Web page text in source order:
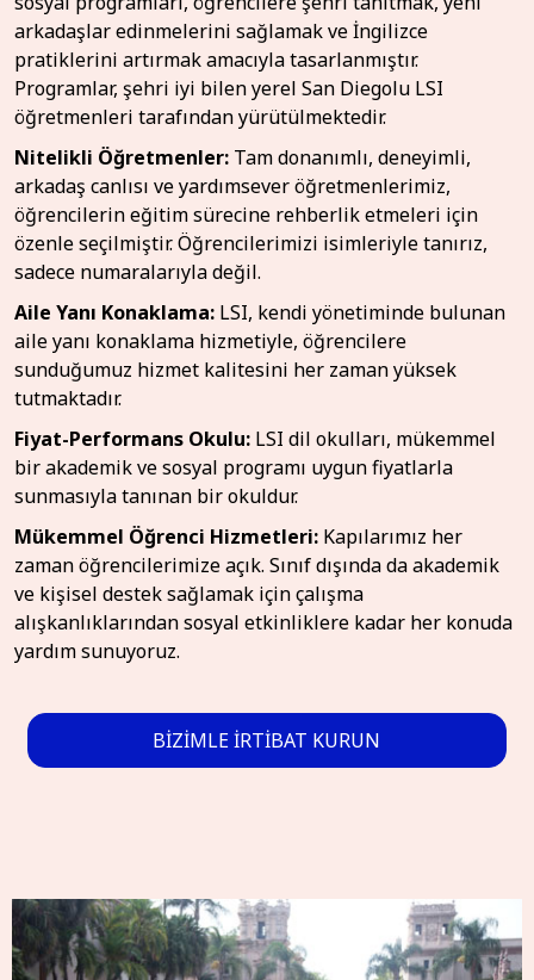
arkadaşlar edinmelerini sağlamak ve İngilizce
pratiklerini artırmak amacıyla tasarlanmıştır.
Programlar, şehri iyi bilen yerel San Diegolu LSI
öğretmenleri tarafından yürütülmektedir.
Nitelikli Öğretmenler: Tam donanımlı, deneyimli,
arkadaş canlısı ve yardımsever öğretmenlerimiz,
öğrencilerin eğitim sürecine rehberlik etmeleri için
özenle seçilmiştir. Öğrencilerimizi isimleriyle tanırız,
sadece numaralarıyla değil.
Aile Yanı Konaklama: LSI, kendi yönetiminde bulunan
aile yanı konaklama hizmetiyle, öğrencilere
sunduğumuz hizmet kalitesini her zaman yüksek
tutmaktadır.
Fiyat-Performans Okulu: LSI dil okulları, mükemmel
bir akademik ve sosyal programı uygun fiyatlarla
sunmasıyla tanınan bir okuldur.
Mükemmel Öğrenci Hizmetleri: Kapılarımız her
zaman öğrencilerimize açık. Sınıf dışında da akademik
ve kişisel destek sağlamak için çalışma
alışkanlıklarından sosyal etkinliklere kadar her konuda
yardım sunuyoruz.
BIZIMLE IRTIBAT KURUN